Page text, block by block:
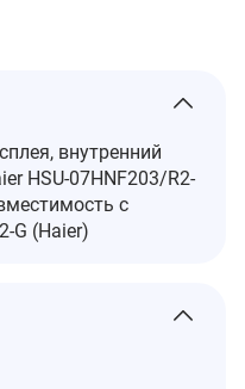
внутренний
HSU-07HNF203/R2-
с
G (Haier)